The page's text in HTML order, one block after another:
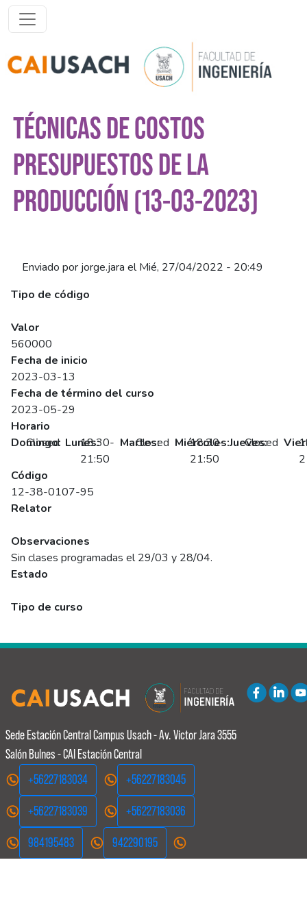
Pasar al contenido principal
TÉCNICAS DE COSTOS
PRESUPUESTOS DE LA
PRODUCCIÓN (13-03-2023)
Enviado por jorge.jara elMié, 27/04/2022 - 20:49
Tipo de código
Valor
560000
Fecha de inicio
2023-03-13
Fecha de término del curso
2023-05-29
Horario
Domingo:
Closed Lunes:
18:30-
21:50
Martes:
Closed Miércoles:
18:30-
21:50
Jueves:
Closed
Código
12-38-0107-95
Relator
Observaciones
Sin clases programadas el 29/03 y 28/04.
Estado
Tipo de curso
Sede Estación Central Campus Usach - Av. Victor Jara 3555
Salón Bulnes - CAI Estación Central
+56227183034
+56227183045
+56227183039 +56227183036
984195483 942290195